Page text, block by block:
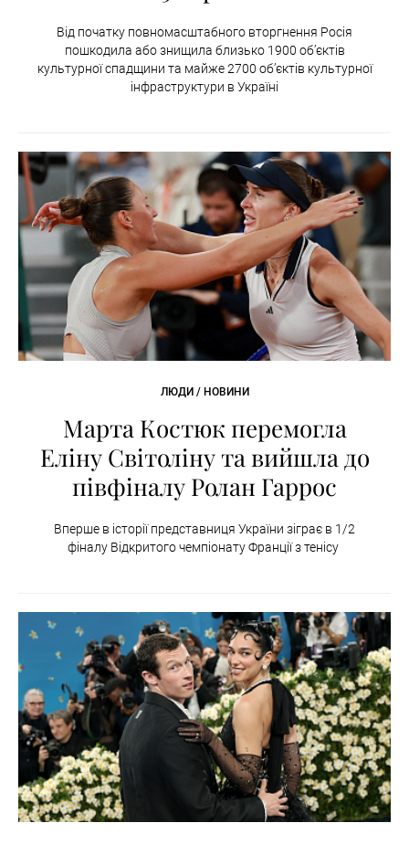
Від початку повномасштабного вторгнення Росія
пошкодила або знищила близько 1900 об’єктів
культурної спадщини та майже 2700 об’єктів культурної
інфраструктури в Україні
ЛЮДИ / НОВИНИ
Марта Костюк перемогла
Еліну Світоліну та вийшла до
півфіналу Ролан Гаррос
Вперше в історії представниця України зіграє в 1/2
фіналу Відкритого чемпіонату Франції з тенісу